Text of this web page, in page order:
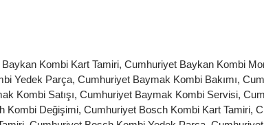
Kombi Kart Tamiri, Cumhuriyet Baykan Kombi
Yedek Parça, Cumhuriyet Baymak Kombi Bakımı,
Kombi Satışı, Cumhuriyet Baymak Kombi Servisi,
Kombi Değişimi, Cumhuriyet Bosch Kombi Kart Tamiri,